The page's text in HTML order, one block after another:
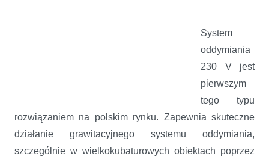
System
oddymiania
230 V jest
pierwszym
tego typu
rozwiązaniem na polskim rynku. Zapewnia skuteczne
działanie grawitacyjnego systemu oddymiania,
szczególnie w wielkokubaturowych obiektach poprzez